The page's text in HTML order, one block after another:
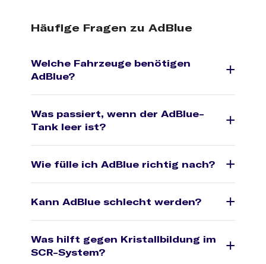
Häufige Fragen zu AdBlue
Welche Fahrzeuge benötigen
AdBlue?
Was passiert, wenn der AdBlue-
Tank leer ist?
Wie fülle ich AdBlue richtig nach?
Kann AdBlue schlecht werden?
Was hilft gegen Kristallbildung im
SCR-System?